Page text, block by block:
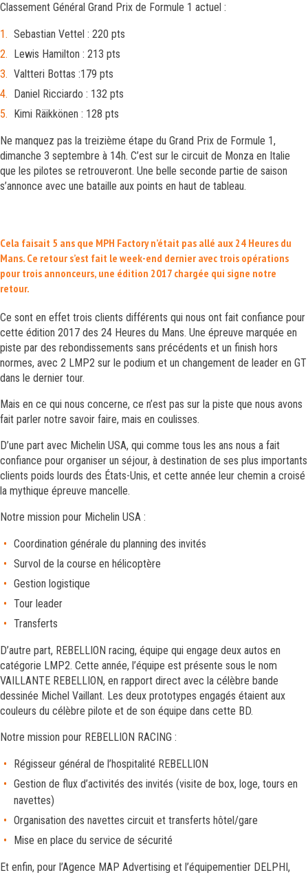
Classement Général Grand Prix de Formule 1 actuel :
Sebastian Vettel : 220 pts
Lewis Hamilton : 213 pts
Valtteri Bottas :179 pts
Daniel Ricciardo : 132 pts
Kimi Räikkönen : 128 pts
Ne manquez pas la treizième étape du Grand Prix de Formule 1,
dimanche 3 septembre à 14h. C’est sur le circuit de Monza en Italie
que les pilotes se retrouveront. Une belle seconde partie de saison
s’annonce avec une bataille aux points en haut de tableau.
Cela faisait 5 ans que MPH Factory n’était pas allé aux 24 Heures du
Mans. Ce retour s’est fait le week-end dernier avec trois opérations
pour trois annonceurs, une édition 2017 chargée qui signe notre
retour.
Ce sont en effet trois clients différents qui nous ont fait confiance pour
cette édition 2017 des 24 Heures du Mans. Une épreuve marquée en
piste par des rebondissements sans précédents et un finish hors
normes, avec 2 LMP2 sur le podium et un changement de leader en GT
dans le dernier tour.
Mais en ce qui nous concerne, ce n’est pas sur la piste que nous avons
fait parler notre savoir faire, mais en coulisses.
D’une part avec Michelin USA, qui comme tous les ans nous a fait
confiance pour organiser un séjour, à destination de ses plus importants
clients poids lourds des États-Unis, et cette année leur chemin a croisé
la mythique épreuve mancelle.
Notre mission pour Michelin USA :
Coordination générale du planning des invités
Survol de la course en hélicoptère
Gestion logistique
Tour leader
Transferts
D’autre part, REBELLION racing, équipe qui engage deux autos en
catégorie LMP2. Cette année, l’équipe est présente sous le nom
VAILLANTE REBELLION, en rapport direct avec la célèbre bande
dessinée Michel Vaillant. Les deux prototypes engagés étaient aux
couleurs du célèbre pilote et de son équipe dans cette BD.
Notre mission pour REBELLION RACING :
Régisseur général de l’hospitalité REBELLION
Gestion de flux d’activités des invités (visite de box, loge, tours en
navettes)
Organisation des navettes circuit et transferts hôtel/gare
Mise en place du service de sécurité
Et enfin, pour l’Agence MAP Advertising et l’équipementier DELPHI,